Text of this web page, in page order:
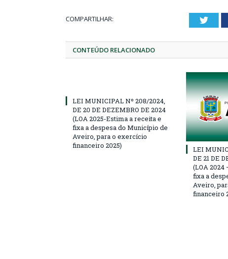
COMPARTILHAR:
CONTEÚDO RELACIONADO
LEI MUNICIPAL Nº 208/2024,
DE 20 DE DEZEMBRO DE 2024
(LOA 2025-Estima a receita e
fixa a despesa do Município de
Aveiro, para o exercício
financeiro 2025)
LEI
DE 21 DE
(LOA 2024
fixa a
Aveiro,
financeiro